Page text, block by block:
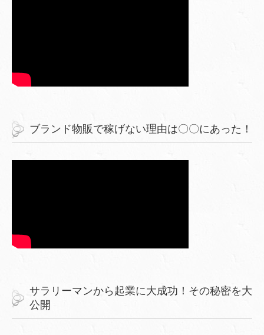
ブランド物販で稼げない理由は〇〇にあった！
サラリーマンから起業に大成功！その秘密を大
公開